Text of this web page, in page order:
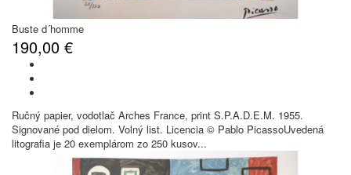
Buste d´homme
190,00 €
Ručný papier, vodotlač Arches France, print S.P.A.D.E.M. 1955.
Signované pod dielom. Volný list. Licencia © Pablo PicassoUvedená
litografia je 20 exemplárom zo 250 kusov...